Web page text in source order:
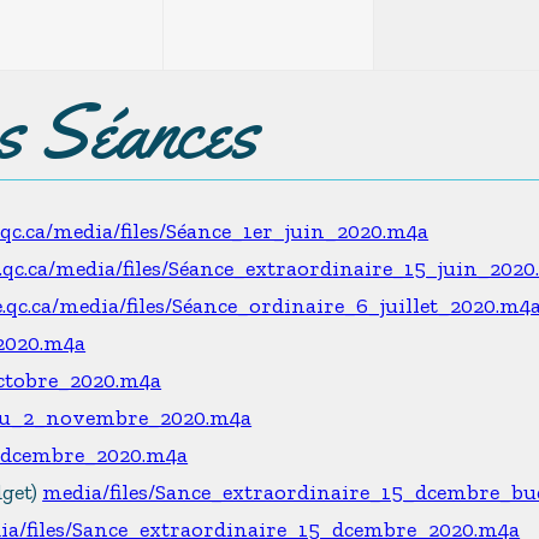
Séances
media/files/Séance_1er_juin_2020.m4a
media/files/
media/files/
media/files/
files/Sance_extraordinaire_15_dcembre_2020.m4a